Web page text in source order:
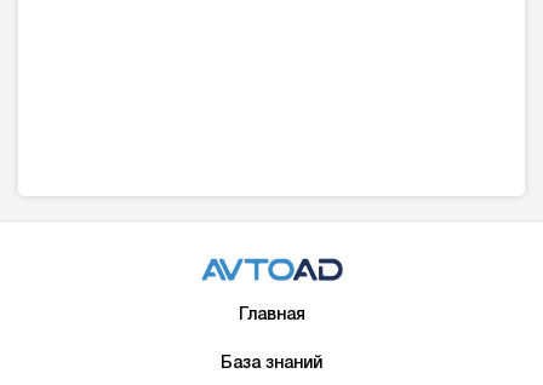
Главная
База знаний